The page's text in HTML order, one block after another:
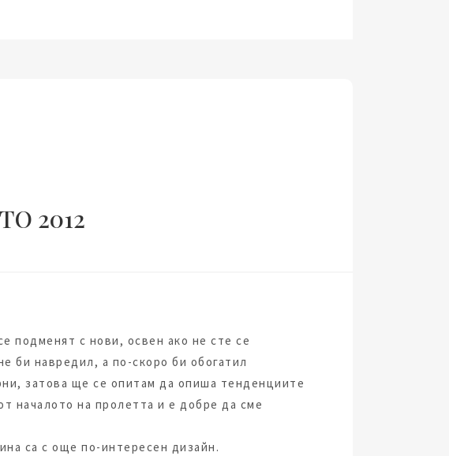
2012
подменят с нови, освен ако не сте се
би навредил, а по-скоро би обогатил
затова ще се опитам да опиша тенденциите
началото на пролетта и е добре да сме
са с още по-интересен дизайн.